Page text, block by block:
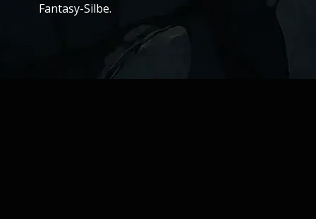
Fantasy-Silbe.